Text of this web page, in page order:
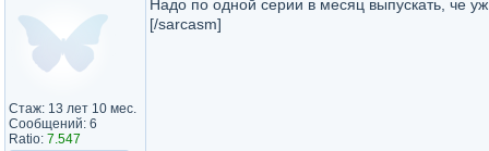
Стаж: 13 лет 10 мес.
Сообщений: 6
Ratio: 7.547
Надо по одной серии в месяц выпускать, че
[/sarcasm]